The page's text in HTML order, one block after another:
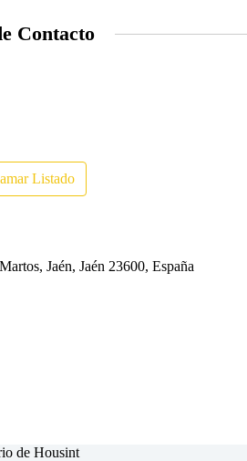
Contacto
Listado
Jaén, Jaén 23600, España
de Housint